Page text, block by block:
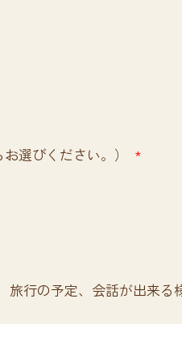
選びください。）
旅行の予定、会話が出来る